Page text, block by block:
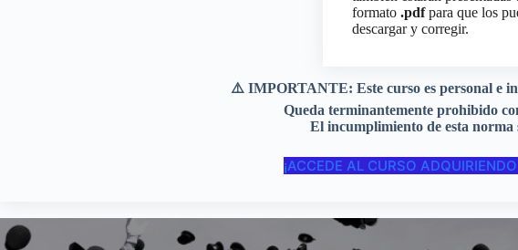
formato .pdfpara que los
descargar y corregir.
⚠️ IMPORTANTE: Este curso es personal e
Queda terminantemente prohibido
El incumplimiento de esta norma
¡ACCEDE AL CURSO